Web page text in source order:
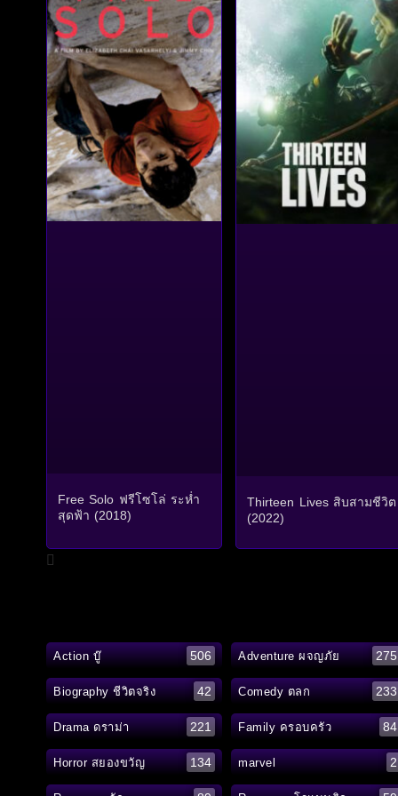
Free Solo ฟรีโซโล่ ระห่ำ
สุดฟ้า (2018)
Thirteen Lives สิบสามชีวิต
(2022)
Action บู๊ 506 Adventure ผจญภัย 275
Biography ชีวิตจริง 42 Comedy ตลก 233
Drama ดราม่า 221 Family ครอบครัว 84
Horror สยองขวัญ 134 marvel 2